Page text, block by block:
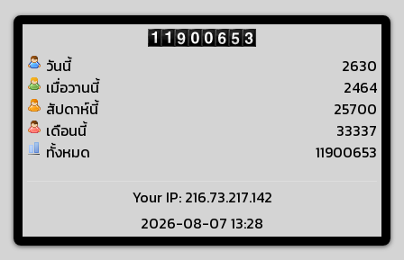
วันนี้
เมื่อวานนี้
สัปดาห์นี้
เดือนนี้
ทั้งหมด
2630
2464
25700
33337
11900653
Your IP: 216.73.217.142
2026-08-07 13:28
Visitors Counter